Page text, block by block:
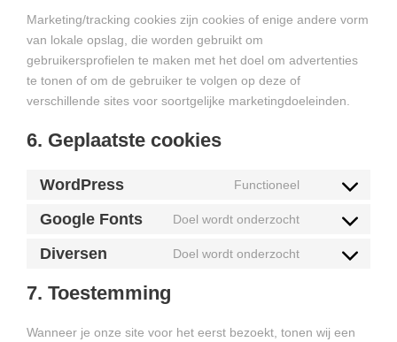
Marketing/tracking cookies zijn cookies of enige andere vorm
van lokale opslag, die worden gebruikt om
gebruikersprofielen te maken met het doel om advertenties
te tonen of om de gebruiker te volgen op deze of
verschillende sites voor soortgelijke marketingdoeleinden.
6. Geplaatste cookies
WordPress Functioneel
Google Fonts Doel wordt onderzocht
n
Diversen Doel wordt onderzocht
7. Toestemming
Wanneer je onze site voor het eerst bezoekt, tonen wij een